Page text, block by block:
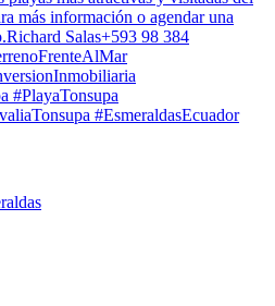
más información o agendar una
Salas+593 98 384
#PlayaTonsupa
#EsmeraldasEcuador